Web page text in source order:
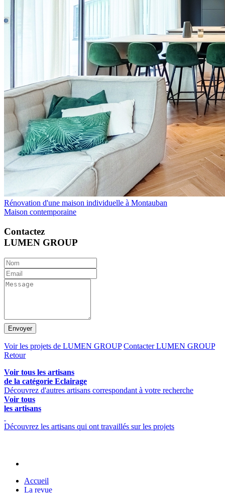
Rénovation d'une maison individuelle à Montauban
Maison contemporaine
Contactez
LUMEN GROUP
Envoyer
Voir les projets de LUMEN GROUP Contacter LUMEN GROUP
Retour
Voir tous les artisans
de la catégorie Eclairage
Découvrez d'autres artisans correspondant à votre recherche
Voir tous
les artisans
Découvrez les artisans qui ont travaillés sur les projets
Accueil
La revue